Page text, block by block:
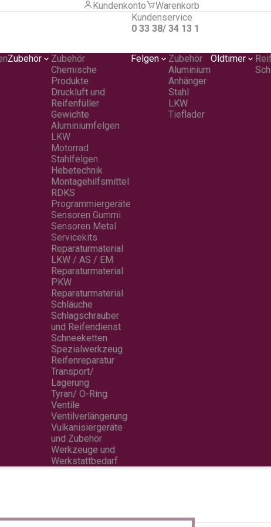
Kundenkonto
Warenkorb
Kundenservice
0 33 38/ 34 13 1
Zubehör
Zubehör
Chemische
Produkte
Druckluft und
Reifenfüller
Gewichte
Aluminiumfelgen
LKW
Motorrad
Stahlfelgen
Hebetechnik
Montagehilfsmittel
RDKS
Programmiergeräte
Sensoren Gummi
Sensoren Metal
Servicekits
Reparaturmaterial
LKW / AS / EM
Reparaturmaterial
PKW
Reparaturmaterial
Schläuche
Schlagschrauber
und Reifendienst
Schneeketten
Spezialwerkzeug
Reifenreparatur
Transport/
Lagerung
Tyran/ O-Ring
Ventile
Ventilverlängerung
Vulkanisiergeräte
und Zubehör
Werkzeuge und
Werkstattbedarf
Felgen
Zubehör
Aluminium
Anhänger
Stahl
LKW
Tieflader
Oldtimer